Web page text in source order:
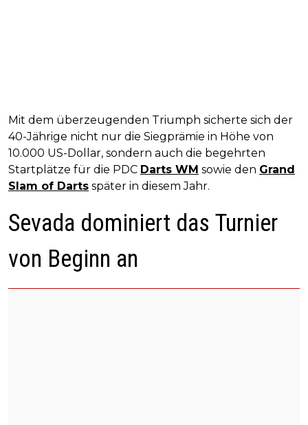
Mit dem überzeugenden Triumph sicherte sich der
40-Jährige nicht nur die Siegprämie in Höhe von
10.000 US-Dollar, sondern auch die begehrten
Startplätze für die PDC Darts WM sowie den Grand
Slam of Darts später in diesem Jahr.
Sevada dominiert das Turnier
von Beginn an